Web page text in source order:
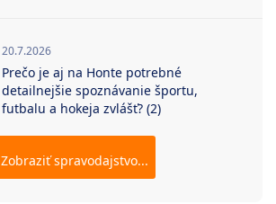
20.7.2026
Prečo je aj na Honte potrebné
detailnejšie spoznávanie športu,
futbalu a hokeja zvlášť? (2)
Zobraziť spravodajstvo...